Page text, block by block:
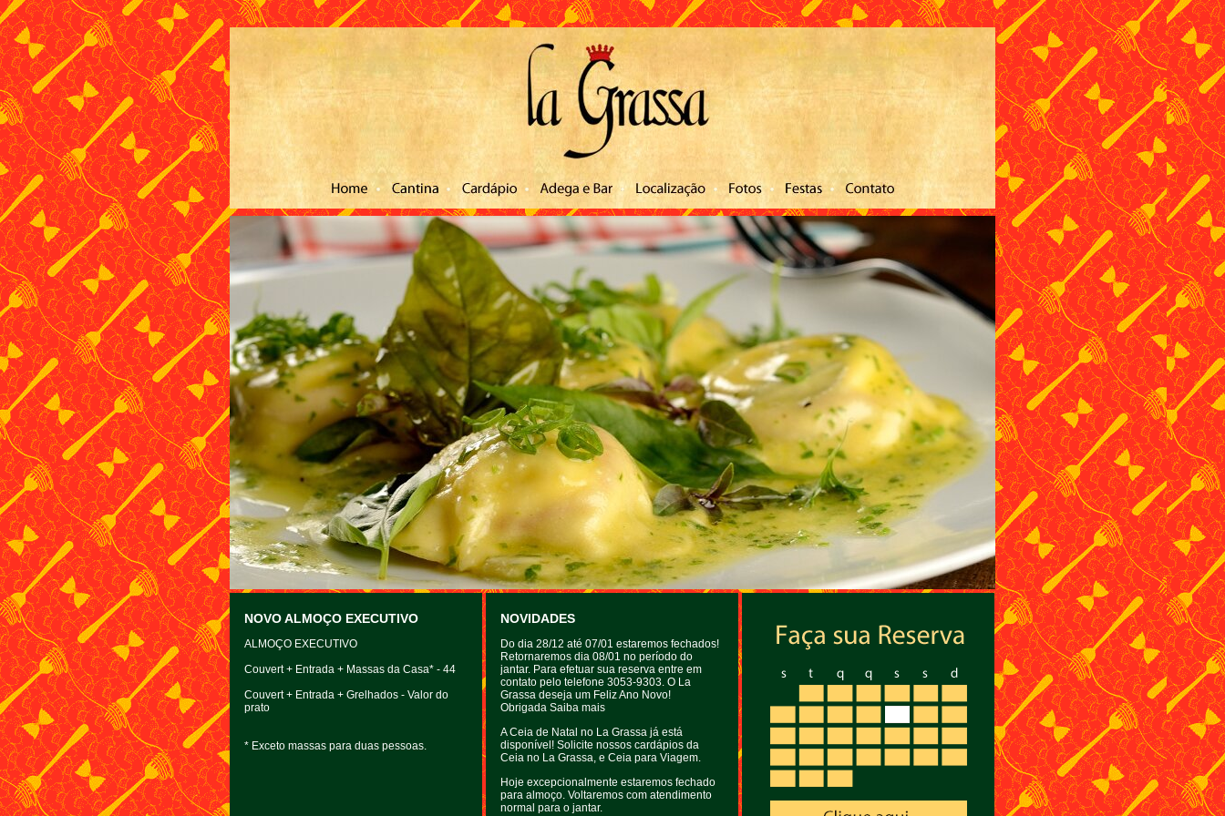
Cardápio Adega e Bar Localização Fotos Festas Contato
NOVO ALMOÇO EXECUTIVO
ALMOÇO EXECUTIVO
Couvert + Entrada + Massas da Casa* - 44
Couvert + Entrada + Grelhados - Valor do
prato
* Exceto massas para duas pessoas.
NOVIDADES
Do dia 28/12 até 07/01 estaremos fechados!
Retornaremos dia 08/01 no período do
jantar. Para efetuar sua reserva entre em
contato pelo telefone 3053-9303. O La
Grassa deseja um Feliz Ano Novo!
Obrigada Saiba mais
A Ceia de Natal no La Grassa já está
disponível! Solicite nossos cardápios da
Ceia no La Grassa, e Ceia para Viagem.
Hoje excepcionalmente estaremos fechado
para almoço. Voltaremos com atendimento
normal para o jantar.